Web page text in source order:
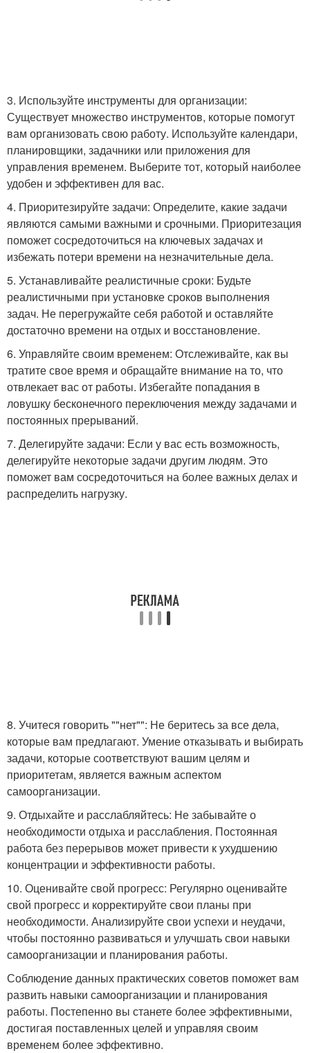
3. Используйте инструменты для организации:
Существует множество инструментов, которые помогут
вам организовать свою работу. Используйте календари,
планировщики, задачники или приложения для
управления временем. Выберите тот, который наиболее
удобен и эффективен для вас.
4. Приоритезируйте задачи: Определите, какие задачи
являются самыми важными и срочными. Приоритезация
поможет сосредоточиться на ключевых задачах и
избежать потери времени на незначительные дела.
5. Устанавливайте реалистичные сроки: Будьте
реалистичными при установке сроков выполнения
задач. Не перегружайте себя работой и оставляйте
достаточно времени на отдых и восстановление.
6. Управляйте своим временем: Отслеживайте, как вы
тратите свое время и обращайте внимание на то, что
отвлекает вас от работы. Избегайте попадания в
ловушку бесконечного переключения между задачами и
постоянных прерываний.
7. Делегируйте задачи: Если у вас есть возможность,
делегируйте некоторые задачи другим людям. Это
поможет вам сосредоточиться на более важных делах и
распределить нагрузку.
8. Учитеся говорить ""нет"": Не беритесь за все дела,
которые вам предлагают. Умение отказывать и выбирать
задачи, которые соответствуют вашим целям и
приоритетам, является важным аспектом
самоорганизации.
9. Отдыхайте и расслабляйтесь: Не забывайте о
необходимости отдыха и расслабления. Постоянная
работа без перерывов может привести к ухудшению
концентрации и эффективности работы.
10. Оценивайте свой прогресс: Регулярно оценивайте
свой прогресс и корректируйте свои планы при
необходимости. Анализируйте свои успехи и неудачи,
чтобы постоянно развиваться и улучшать свои навыки
самоорганизации и планирования работы.
Соблюдение данных практических советов поможет вам
развить навыки самоорганизации и планирования
работы. Постепенно вы станете более эффективными,
достигая поставленных целей и управляя своим
временем более эффективно.